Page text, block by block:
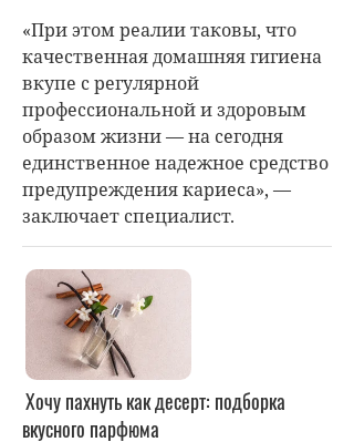
«При этом реалии таковы, что
качественная домашняя гигиена
вкупе с регулярной
профессиональной и здоровым
образом жизни — на сегодня
единственное надежное средство
предупреждения кариеса», —
заключает специалист.